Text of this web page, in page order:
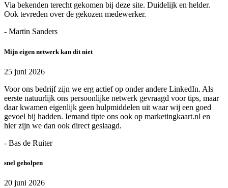
Via bekenden terecht gekomen bij deze site. Duidelijk en helder.
Ook tevreden over de gekozen medewerker.
- Martin Sanders
Mijn eigen netwerk kan dit niet
25 juni 2026
Voor ons bedrijf zijn we erg actief op onder andere LinkedIn. Als
eerste natuurlijk ons persoonlijke netwerk gevraagd voor tips, maar
daar kwamen eigenlijk geen hulpmiddelen uit waar wij een goed
gevoel bij hadden. Iemand tipte ons ook op marketingkaart.nl en
hier zijn we dan ook direct geslaagd.
- Bas de Ruiter
snel geholpen
20 juni 2026